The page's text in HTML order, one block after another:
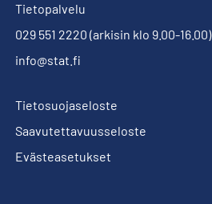
Tietopalvelu
029 551 2220 (arkisin klo 9.00-16.00)
info@stat.fi
Tietosuojaseloste
Saavutettavuusseloste
Evästeasetukset